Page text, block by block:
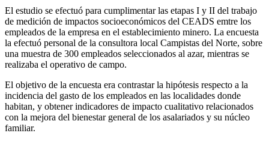
El estudio se efectuó para cumplimentar las etapas I y II del trabajo
de medición de impactos socioeconómicos del CEADS emtre los
empleados de la empresa en el establecimiento minero. La encuesta
la efectuó personal de la consultora local Campistas del Norte, sobre
una muestra de 300 empleados seleccionados al azar, mientras se
realizaba el operativo de campo.
El objetivo de la encuesta era contrastar la hipótesis respecto a la
incidencia del gasto de los empleados en las localidades donde
habitan, y obtener indicadores de impacto cualitativo relacionados
con la mejora del bienestar general de los asalariados y su núcleo
familiar.